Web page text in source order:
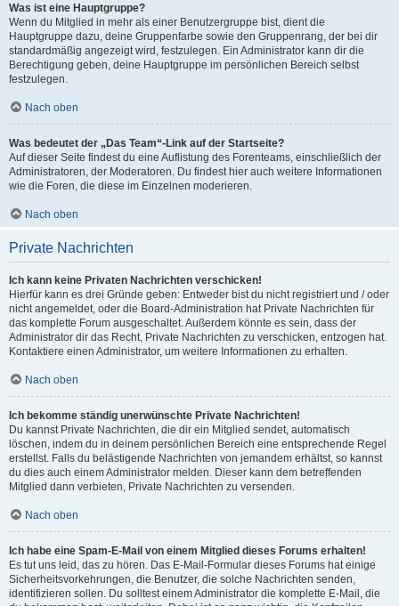
Was ist eine Hauptgruppe?
Wenn du Mitglied in mehr als einer Benutzergruppe bist, dient die
Hauptgruppe dazu, deine Gruppenfarbe sowie den Gruppenrang, der bei dir
standardmäßig angezeigt wird, festzulegen. Ein Administrator kann dir die
Berechtigung geben, deine Hauptgruppe im persönlichen Bereich selbst
festzulegen.
Nach oben
Was bedeutet der „Das Team“-Link auf der Startseite?
Auf dieser Seite findest du eine Auflistung des Forenteams, einschließlich der
Administratoren, der Moderatoren. Du findest hier auch weitere Informationen
wie die Foren, die diese im Einzelnen moderieren.
Nach oben
Private Nachrichten
Ich kann keine Privaten Nachrichten verschicken!
Hierfür kann es drei Gründe geben: Entweder bist du nicht registriert und / oder
nicht angemeldet, oder die Board-Administration hat Private Nachrichten für
das komplette Forum ausgeschaltet. Außerdem könnte es sein, dass der
Administrator dir das Recht, Private Nachrichten zu verschicken, entzogen hat.
Kontaktiere einen Administrator, um weitere Informationen zu erhalten.
Nach oben
Ich bekomme ständig unerwünschte Private Nachrichten!
Du kannst Private Nachrichten, die dir ein Mitglied sendet, automatisch
löschen, indem du in deinem persönlichen Bereich eine entsprechende Regel
erstellst. Falls du belästigende Nachrichten von jemandem erhältst, so kannst
du dies auch einem Administrator melden. Dieser kann dem betreffenden
Mitglied dann verbieten, Private Nachrichten zu versenden.
Nach oben
Ich habe eine Spam-E-Mail von einem Mitglied dieses Forums erhalten!
Es tut uns leid, das zu hören. Das E-Mail-Formular dieses Forums hat einige
Sicherheitsvorkehrungen, die Benutzer, die solche Nachrichten senden,
identifizieren sollen. Du solltest einem Administrator die komplette E-Mail, die